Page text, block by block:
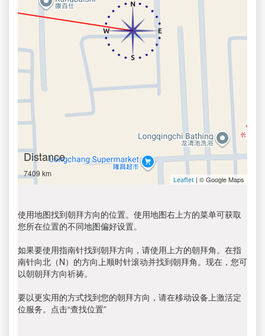
Distance
7409 km
Leaflet | © Google Maps
使用地图找到朝拜方向的位置。使用地图右上方的菜单可获取
您所在位置的不同地图偏好设置。
如果要使用指南针找到朝拜方向，请使用上方的朝拜角。在指
南针向北（N）的方向上顺时针滚动并找到朝拜角。现在，您可
以朝朝拜方向祈祷。
要以更实用的方式找到您的朝拜方向，请在移动设备上激活定
位服务。点击“查找位置”